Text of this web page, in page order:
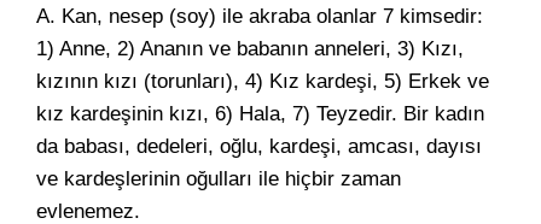
A. Kan, nesep (soy) ile akraba olanlar 7 kimsedir:
1) Anne, 2) Ananın ve babanın anneleri, 3) Kızı,
kızının kızı (torunları), 4) Kız kardeşi, 5) Erkek ve
kız kardeşinin kızı, 6) Hala, 7) Teyzedir. Bir kadın
da babası, dedeleri, oğlu, kardeşi, amcası, dayısı
ve kardeşlerinin oğulları ile hiçbir zaman
evlenemez.